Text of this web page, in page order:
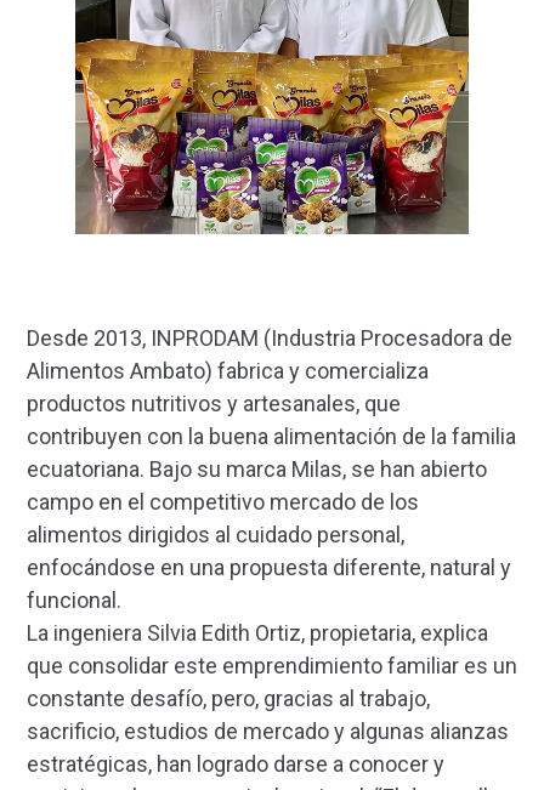
Desde 2013, INPRODAM (Industria Procesadora de
Alimentos Ambato) fabrica y comercializa
productos nutritivos y artesanales, que
contribuyen con la buena alimentación de la familia
ecuatoriana. Bajo su marca Milas, se han abierto
campo en el competitivo mercado de los
alimentos dirigidos al cuidado personal,
enfocándose en una propuesta diferente, natural y
funcional.
La ingeniera Silvia Edith Ortiz, propietaria, explica
que consolidar este emprendimiento familiar es un
constante desafío, pero, gracias al trabajo,
sacrificio, estudios de mercado y algunas alianzas
estratégicas, han logrado darse a conocer y